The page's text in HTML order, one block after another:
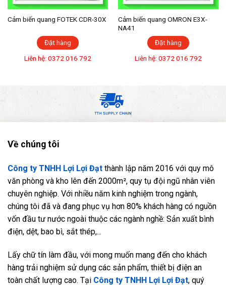
Cảm biến quang FOTEK CDR-30X
Đặt hàng
Liên hệ: 0372 016 792
Cảm biến quang OMRON E3X-
NA41
Đặt hàng
Liên hệ: 0372 016 792
Về chúng tôi
Công ty TNHH Lợi Lợi Đạt thành lập năm 2016 với quy mô
văn phòng và kho lên đến 2000m², quy tụ đội ngũ nhân viên
chuyên nghiệp. Với nhiều năm kinh nghiệm trong ngành,
chúng tôi đã và đang phục vụ hơn 80% khách hàng có nguồn
vốn đầu tư nước ngoài thuộc các ngành nghề: Sản xuất bình
điện, dệt, bao bì, sắt thép,...
Lấy chữ tín làm đầu, với mong muốn mang đến cho khách
hàng trải nghiệm sử dụng các sản phẩm, thiết bị điện an
toàn chất lượng cao. Tại Công ty TNHH Lợi Lợi Đạt, quý